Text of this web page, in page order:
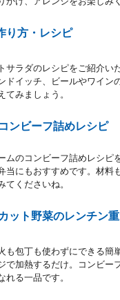
り方・レシピ
サラダのレシピをご紹介い
ドイッチ、ビールやワイン
てみましょう。
ンビーフ詰めレシピ
ムのコンビーフ詰めレシピ
当にもおすすめです。材料
てくださいね。
ット野菜のレンチン
も包丁も使わずにできる簡
で加熱するだけ。コンビー
れる一品です。